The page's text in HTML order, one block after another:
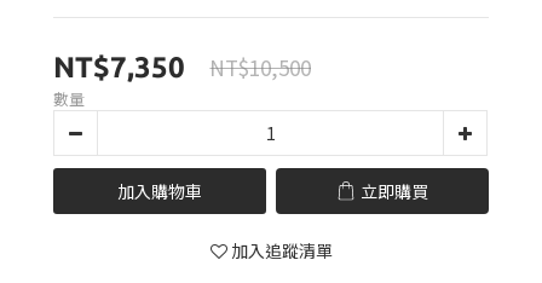
NT$7,350 NT$10,500
數量
加入購物車 立即購買
加入追蹤清單